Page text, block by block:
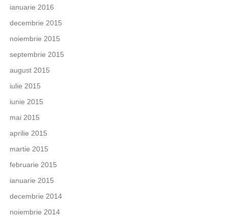
ianuarie 2016
decembrie 2015
noiembrie 2015
septembrie 2015
august 2015
iulie 2015
iunie 2015
mai 2015
aprilie 2015
martie 2015
februarie 2015
ianuarie 2015
decembrie 2014
noiembrie 2014